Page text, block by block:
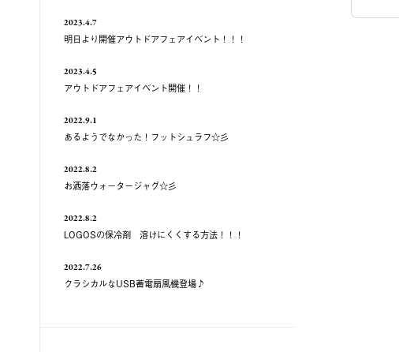
2023.4.7
明日より開催アウトドアフェアイベント！！！
2023.4.5
アウトドアフェアイベント開催！！
2022.9.1
あるようでなかった！フットシュラフ☆彡
2022.8.2
お洒落ウォ－タージャグ☆彡
2022.8.2
LOGOSの保冷剤 溶けにくくする方法！！！
2022.7.26
クラシカルなUSB蓄電扇風機登場♪